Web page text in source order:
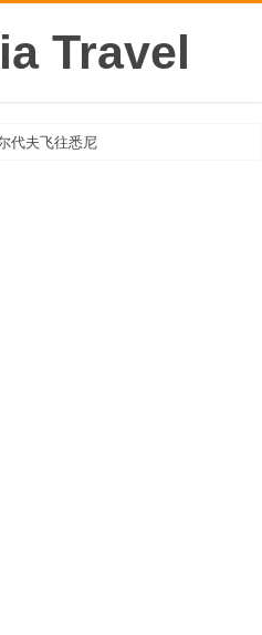
Travel
代夫飞往悉尼